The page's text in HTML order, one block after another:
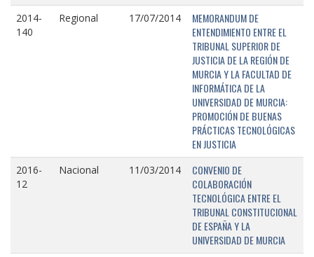
2014-
140
Regional 17/07/2014
MEMORANDUM DE
ENTENDIMIENTO ENTRE EL
TRIBUNAL SUPERIOR DE
JUSTICIA DE LA REGIÓN DE
MURCIA Y LA FACULTAD DE
INFORMÁTICA DE LA
UNIVERSIDAD DE MURCIA:
PROMOCIÓN DE BUENAS
PRÁCTICAS TECNOLÓGICAS
EN JUSTICIA
2016-
12
Nacional 11/03/2014
CONVENIO DE
COLABORACIÓN
TECNOLÓGICA ENTRE EL
TRIBUNAL CONSTITUCIONAL
DE ESPAÑA Y LA
UNIVERSIDAD DE MURCIA